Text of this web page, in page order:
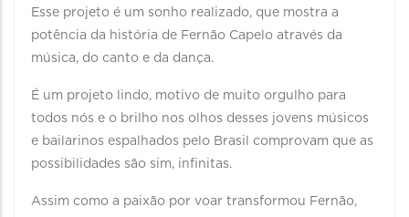
Esse projeto é um sonho realizado, que mostra a
potência da história de Fernão Capelo através da
música, do canto e da dança.
É um projeto lindo, motivo de muito orgulho para
todos nós e o brilho nos olhos desses jovens músicos
e bailarinos espalhados pelo Brasil comprovam que as
possibilidades são sim, infinitas.
Assim como a paixão por voar transformou Fernão,